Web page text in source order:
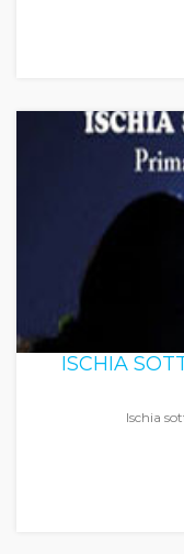
ISCHIA
Ischia